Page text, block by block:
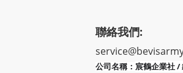
聯絡我們:
公司名稱： 宸鶴企業社 /